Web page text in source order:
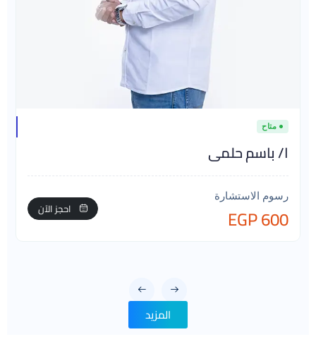
متاح
ا/ باسم حلمى
رسوم الاستشارة
600 EGP احجز الآن
المزيد